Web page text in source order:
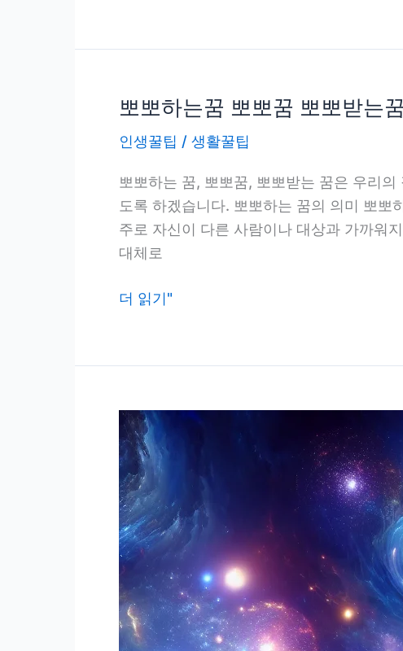
운
치
상
는
꿈,
자
연
하
바
다
에
서
수
영
하
는
꿈,
숲
뽀뽀하는꿈 뽀뽀꿈 뽀뽀받는
인생꿀팁 / 생활꿀팁
뽀뽀하는 꿈, 뽀뽀꿈, 뽀뽀받는 꿈은 우리
도록 하겠습니다. 뽀뽀하는 꿈의 의미 뽀
주로 자신이 다른 사람이나 대상과 가까워
대체로
뽀
는
뽀
뽀
꿈
뽀
뽀
받
는
꿈
해
몽
더 읽기"